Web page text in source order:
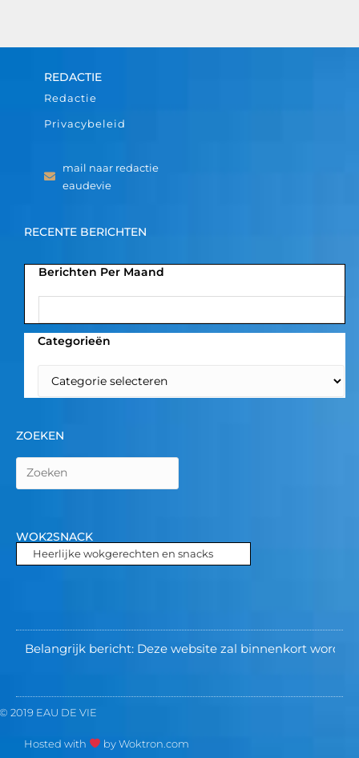
REDACTIE
Redactie
Privacybeleid
mail naar redactie
eaudevie
RECENTE BERICHTEN
Berichten Per Maand
Categorieën
ZOEKEN
WOK2SNACK
Heerlijke wokgerechten en snacks
bericht: Deze website zal binnenkort worden
© 2019 EAU DE VIE
Hosted with by Woktron.com